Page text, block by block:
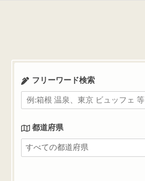
フリーワード検索
都道府県